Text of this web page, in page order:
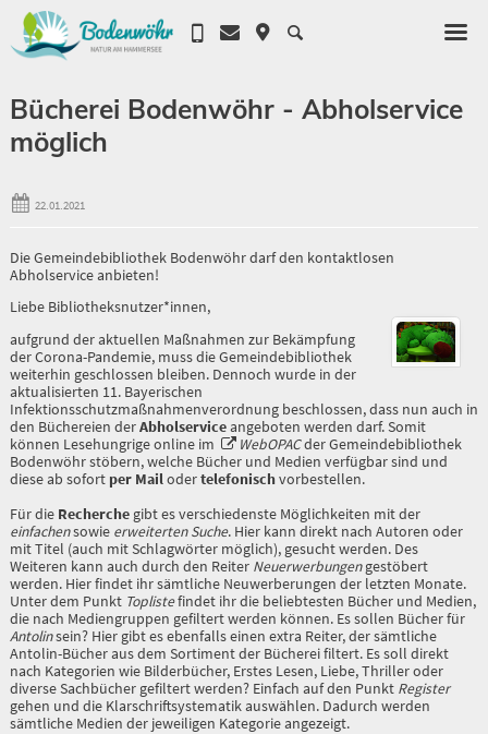
Bücherei Bodenwöhr - Abholservice
möglich
22.01.2021
Die Gemeindebibliothek Bodenwöhr darf den kontaktlosen
Abholservice anbieten!
Liebe Bibliotheksnutzer*innen,
aufgrund der aktuellen Maßnahmen zur Bekämpfung
der Corona-Pandemie, muss die Gemeindebibliothek
weiterhin geschlossen bleiben. Dennoch wurde in der
aktualisierten 11. Bayerischen
Infektionsschutzmaßnahmenverordnung beschlossen, dass nun auch in
den Büchereien derAbholserviceangeboten werden darf. Somit
können Lesehungrige online im
WebOPACder Gemeindebibliothek
Bodenwöhr stöbern, welche Bücher und Medien verfügbar sind und
diese ab sofort per Mailodertelefonischvorbestellen.
Für die Recherche gibt es verschiedenste Möglichkeiten mit der
einfachensowie erweiterten Suche. Hier kann direkt nach Autoren oder
mit Titel (auch mit Schlagwörter möglich), gesucht werden. Des
Weiteren kann auch durch den Reiter Neuerwerbungengestöbert
werden. Hier findet ihr sämtliche Neuwerberungen der letzten Monate.
Unter dem Punkt Toplistefindet ihr die beliebtesten Bücher und Medien,
die nach Mediengruppen gefiltert werden können. Es sollen Bücher für
Antolinsein? Hier gibt es ebenfalls einen extra Reiter, der sämtliche
Antolin-Bücher aus dem Sortiment der Bücherei filtert. Es soll direkt
nach Kategorien wie Bilderbücher, Erstes Lesen, Liebe, Thriller oder
diverse Sachbücher gefiltert werden? Einfach auf den Punkt Register
gehen und die Klarschriftsystematik auswählen. Dadurch werden
sämtliche Medien der jeweiligen Kategorie angezeigt.